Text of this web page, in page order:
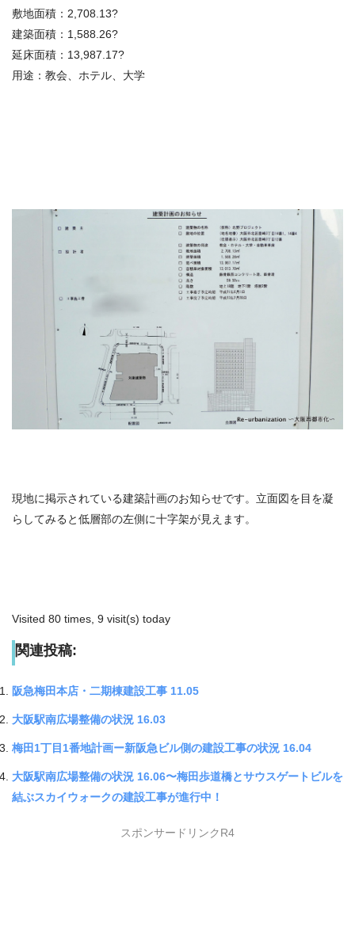
敷地面積：2,708.13?
建築面積：1,588.26?
延床面積：13,987.17?
用途：教会、ホテル、大学
現地に掲示されている建築計画のお知らせです。立面図を目を凝
らしてみると低層部の左側に十字架が見えます。
Visited 80 times, 9 visit(s) today
関連投稿:
阪急梅田本店・二期棟建設工事 11.05
大阪駅南広場整備の状況 16.03
梅田1丁目1番地計画ー新阪急ビル側の建設工事の状況 16.04
大阪駅南広場整備の状況 16.06〜梅田歩道橋とサウスゲートビルを
結ぶスカイウォークの建設工事が進行中！
スポンサードリンクR4